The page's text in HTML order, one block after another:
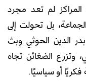
لم تعد مجرد
بل تحولت إلى
الدين الحوثي وبث
وتزرع الضغائن تجاه
أو سياسيًا.